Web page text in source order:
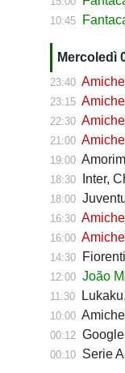
10:45
Mercoledì
23:40
23:15
22:30
21:00
19:00
18:30 Inter,
18:00
16:30
16:00
14:30
12:00 João
11:30
10:00
00:12 Google
00:10 Serie